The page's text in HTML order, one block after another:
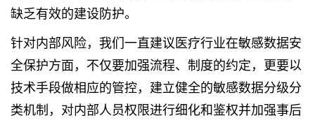
缺乏有效的建设防护。
针对内部风险，我们一直建议医疗行业在敏感数据安
全保护方面，不仅要加强流程、制度的约定，更要以
技术手段做相应的管控，建立健全的敏感数据分级分
类机制，对内部人员权限进行细化和鉴权并加强事后